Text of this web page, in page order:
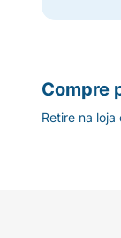
•
Compre
Retire na